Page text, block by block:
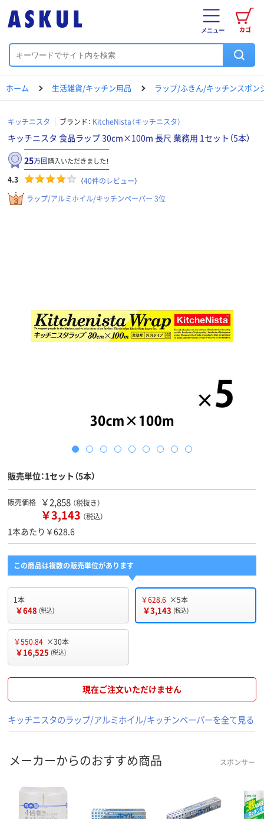
カゴ
メニュー
ホーム 生活雑貨/キッチン用品 ラップ/ふきん/キッチンスポン
キッチニスタ ブランド： KitcheNista（キッチニスタ）
キッチニスタ 食品ラップ 30cm×100m 長尺 業務用 1セット（5本）
25万回購入いただきました！
4.3 （40件のレビュー）
ラップ/アルミホイル/キッチンペーパー 3位
販売単位：1セット（5本）
販売価格 ￥2,858 （税抜き）
￥3,143 （税込）
1本あたり￥628.6
この商品は複数の販売単位があります
1本
￥648 (税込)
￥628.6 ×5本
￥3,143 (税込)
￥550.84 ×30本
￥16,525 (税込)
現在ご注文いただけません
キッチニスタのラップ/アルミホイル/キッチンペーパーを全て見る
メーカーからのおすすめ商品 スポンサー